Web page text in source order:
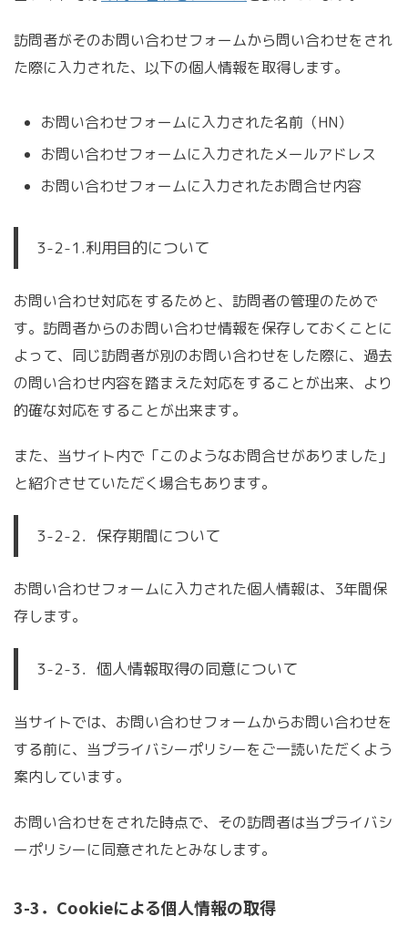
訪問者がそのお問い合わせフォームから問い合わせをされ
た際に入力された、以下の個人情報を取得します。
お問い合わせフォームに入力された名前（HN）
お問い合わせフォームに入力されたメールアドレス
お問い合わせフォームに入力されたお問合せ内容
3-2-1.利用目的について
お問い合わせ対応をするためと、訪問者の管理のためで
す。訪問者からのお問い合わせ情報を保存しておくことに
よって、同じ訪問者が別のお問い合わせをした際に、過去
の問い合わせ内容を踏まえた対応をすることが出来、より
的確な対応をすることが出来ます。
また、当サイト内で「このようなお問合せがありました」
と紹介させていただく場合もあります。
3-2-2．保存期間について
お問い合わせフォームに入力された個人情報は、3年間保
存します。
3-2-3．個人情報取得の同意について
当サイトでは、お問い合わせフォームからお問い合わせを
する前に、当プライバシーポリシーをご一読いただくよう
案内しています。
お問い合わせをされた時点で、その訪問者は当プライバシ
ーポリシーに同意されたとみなします。
3-3．Cookieによる個人情報の取得